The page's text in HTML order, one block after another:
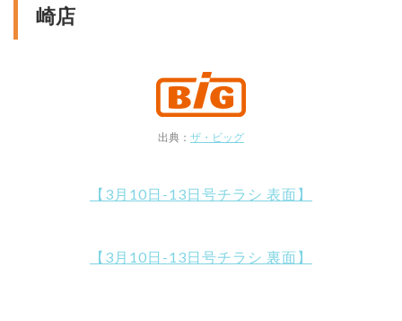
崎店
出典： ザ・ビッグ
【3月10日-13日号チラシ 表面】
【3月10日-13日号チラシ 裏面】